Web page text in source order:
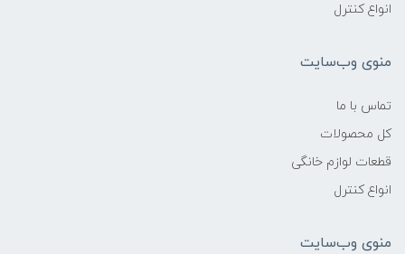
انواع کنترل
منوی وب‌سایت
تماس با ما
کل محصولات
قطعات لوازم خانگی
انواع کنترل
منوی وب‌سایت